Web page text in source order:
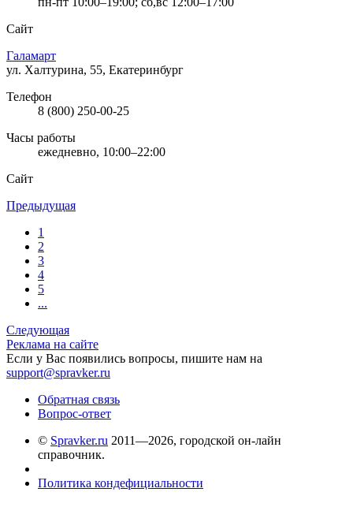
Сайт
Галамарт
ул. Халтурина, 55, Екатеринбург
Телефон
8 (800) 250-00-25
Часы работы
ежедневно, 10:00–22:00
Сайт
Предыдущая
1
2
3
4
5
...
Следующая
Реклама на сайте
Если у Вас появились вопросы, пишите нам на
support@spravker.ru
Обратная связь
Вопрос-ответ
© Spravker.ru 2011—2026, городской он-лайн
справочник.
Политика кондефициальности